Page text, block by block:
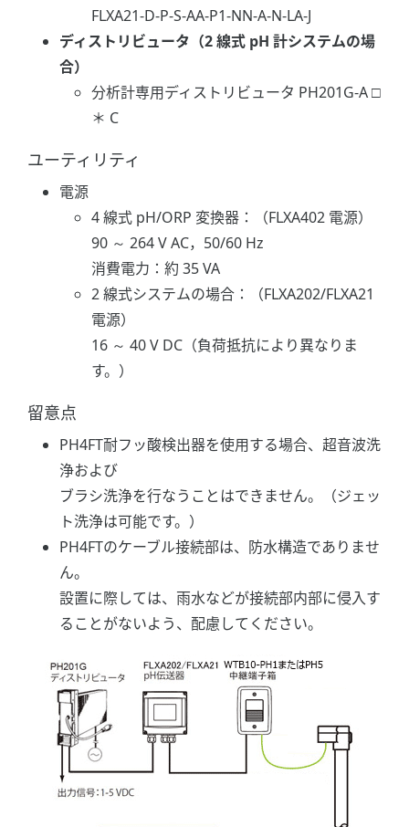
FLXA21-D-P-S-AA-P1-NN-A-N-LA-J
ディストリビュータ（2 線式 pH 計システムの場
合）
分析計専用ディストリビュータ PH201G-A □
＊ C
ユーティリティ
電源
4 線式 pH/ORP 変換器：（FLXA402 電源）
90 ～ 264 V AC，50/60 Hz
消費電力：約 35 VA
2 線式システムの場合：（FLXA202/FLXA21
電源）
16 ～ 40 V DC（負荷抵抗により異なりま
す。）
留意点
PH4FT耐フッ酸検出器を使用する場合、超音波洗
浄および
ブラシ洗浄を行なうことはできません。（ジェッ
ト洗浄は可能です。）
PH4FTのケーブル接続部は、防水構造でありませ
ん。
設置に際しては、雨水などが接続部内部に侵入す
ることがないよう、配慮してください。